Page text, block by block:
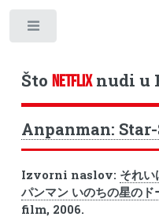
Što NETFLIXnudi u
Anpanman:
Izvorni naslov: それい
パンマン いのちの星のド
film, 2006.